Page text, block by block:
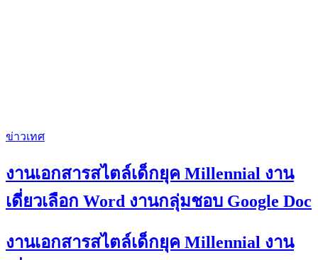
ข่าวเทศ
งานเอกสารสไตล์เด็กยุค Millennial งาน
เดี่ยวเลือก Word งานกลุ่มชอบ Google Doc
งานเอกสารสไตล์เด็กยุค Millennial งาน